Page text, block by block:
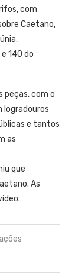
com
Caetano,
140 do
peças, com o
logradouros
e tantos
as
que
As